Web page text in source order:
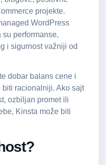
projekte.
WordPress
performanse,
i sigurnost važniji od
dobar balans cene i
biti racionalniji. Ako sajt
ozbiljan promet ili
Kinsta može biti